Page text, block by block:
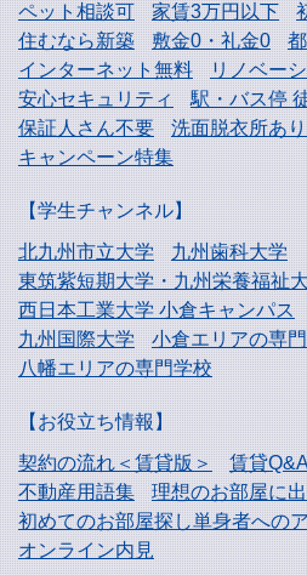
ペット相談可
家賃3万円以下
住むなら新築
敷金0・礼金0
インターネット無料
リノベー
安心セキュリティ
駅・バス停
保証人さん不要
洗面脱衣所あ
キャンペーン特集
【学生チャンネル】
北九州市立大学
九州歯科大学
東筑紫短期大学・九州栄養福祉
西日本工業大学小倉キャンパス
九州国際大学
小倉エリアの専
八幡エリアの専門学校
【お役立ち情報】
契約の流れ＜賃貸版＞
賃貸
不動産用語集
理想のお部屋に
初めてのお部屋探し単身者への
オンライン内見